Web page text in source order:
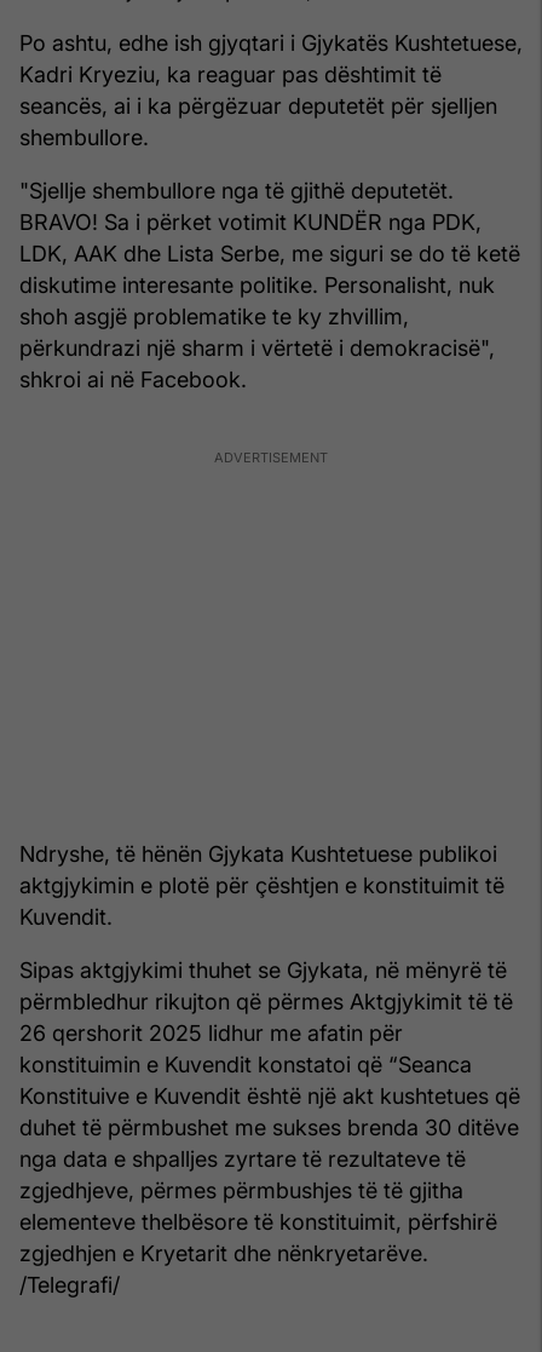
Po ashtu, edhe ish gjyqtari i Gjykatës Kushtetuese,
Kadri Kryeziu, ka reaguar pas dështimit të
seancës, ai i ka përgëzuar deputetët për sjelljen
shembullore.
"Sjellje shembullore nga të gjithë deputetët.
BRAVO! Sa i përket votimit KUNDËR nga PDK,
LDK, AAK dhe Lista Serbe, me siguri se do të ketë
diskutime interesante politike. Personalisht, nuk
shoh asgjë problematike te ky zhvillim,
përkundrazi një sharm i vërtetë i demokracisë",
shkroi ai në Facebook.
Ndryshe, të hënën Gjykata Kushtetuese publikoi
aktgjykimin e plotë për çështjen e konstituimit të
Kuvendit.
Sipas aktgjykimi thuhet se Gjykata, në mënyrë të
përmbledhur rikujton që përmes Aktgjykimit të të
26 qershorit 2025 lidhur me afatin për
konstituimin e Kuvendit konstatoi që “Seanca
Konstituive e Kuvendit është një akt kushtetues që
duhet të përmbushet me sukses brenda 30 ditëve
nga data e shpalljes zyrtare të rezultateve të
zgjedhjeve, përmes përmbushjes të të gjitha
elementeve thelbësore të konstituimit, përfshirë
zgjedhjen e Kryetarit dhe nënkryetarëve.
/Telegrafi/